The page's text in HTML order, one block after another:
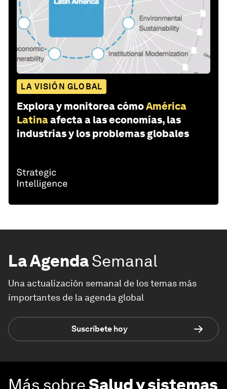
LA VISIÓN GLOBAL
Explora y monitorea cómoAmérica
Latinaafecta a las economías, las
industrias y los problemas globales
La AgendaSemanal
Una actualización semanal de los temas más
importantes de la agenda global
Suscríbete hoy
Más sobreSalud y sistemas